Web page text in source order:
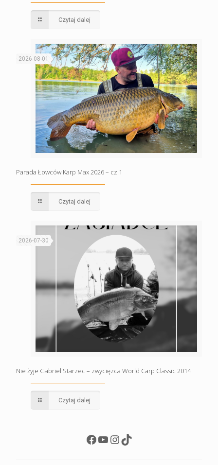
Czytaj dalej
2026-08-01
Parada Łowców Karp Max 2026 – cz.1
Czytaj dalej
2026-07-30
Nie żyje Gabriel Starzec – zwycięzca World Carp Classic 2014
Czytaj dalej
Facebook
YouTube
Instagram
TikTok